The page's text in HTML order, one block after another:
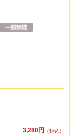
3,280円
（税込）